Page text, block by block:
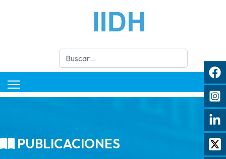
Buscar
PUBLICACIONES